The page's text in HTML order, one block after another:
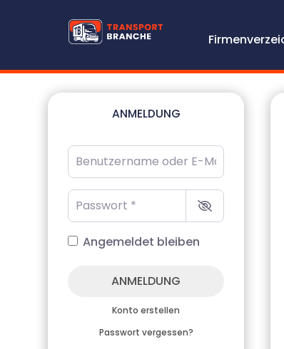
ANMELDUNG
Benutzername oder E-Mail-Adresse
Passwort
Angemeldet bleiben
ANMELDUNG
Konto erstellen
Passwort vergessen?